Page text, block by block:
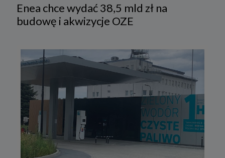
Enea chce wydać 38,5 mld zł na
budowę i akwizycje OZE